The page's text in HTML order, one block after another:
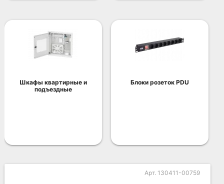
Шкафы квартирные и
подъездные
Блоки розеток PDU
Арт. 130411-00759